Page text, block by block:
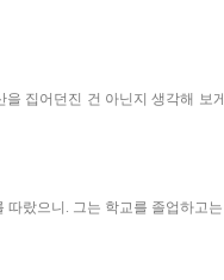
집어던진 건 아닌지 생각해
따랐으니. 그는 학교를 졸업하고